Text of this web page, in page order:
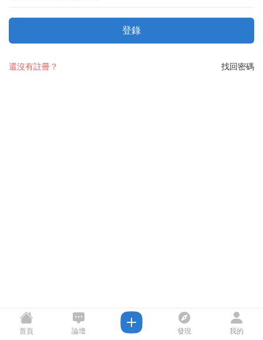
登錄
找回密碼
還沒有註冊？
首頁 論壇 發現 我的